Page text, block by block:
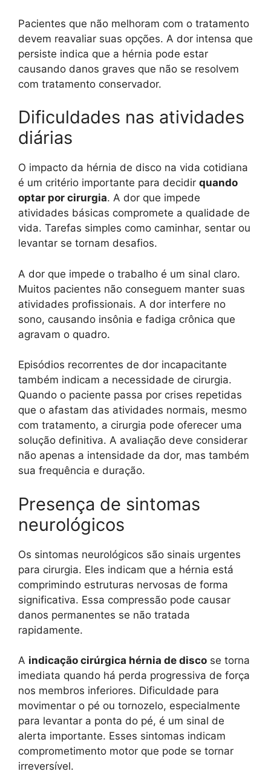
Pacientes que não melhoram com o tratamento
devem reavaliar suas opções. A dor intensa que
persiste indica que a hérnia pode estar
causando danos graves que não se resolvem
com tratamento conservador.
Dificuldades nas atividades
diárias
O impacto da hérnia de disco na vida cotidiana
é um critério importante para decidir quando
optar por cirurgia. A dor que impede
atividades básicas compromete a qualidade de
vida. Tarefas simples como caminhar, sentar ou
levantar se tornam desafios.
A dor que impede o trabalho é um sinal claro.
Muitos pacientes não conseguem manter suas
atividades profissionais. A dor interfere no
sono, causando insônia e fadiga crônica que
agravam o quadro.
Episódios recorrentes de dor incapacitante
também indicam a necessidade de cirurgia.
Quando o paciente passa por crises repetidas
que o afastam das atividades normais, mesmo
com tratamento, a cirurgia pode oferecer uma
solução definitiva. A avaliação deve considerar
não apenas a intensidade da dor, mas também
sua frequência e duração.
Presença de sintomas
neurológicos
Os sintomas neurológicos são sinais urgentes
para cirurgia. Eles indicam que a hérnia está
comprimindo estruturas nervosas de forma
significativa. Essa compressão pode causar
danos permanentes se não tratada
rapidamente.
A indicação cirúrgica hérnia de disco se torna
imediata quando há perda progressiva de força
nos membros inferiores. Dificuldade para
movimentar o pé ou tornozelo, especialmente
para levantar a ponta do pé, é um sinal de
alerta importante. Esses sintomas indicam
comprometimento motor que pode se tornar
irreversível.